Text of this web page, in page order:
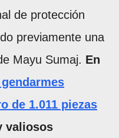
de protección
previamente una
Mayu Sumaj. En
gendarmes
de 1.011 piezas
valiosos